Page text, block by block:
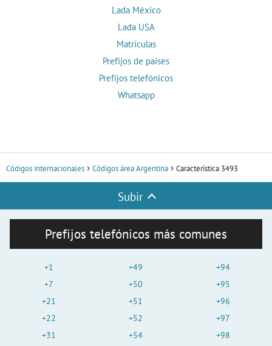
Lada México
Lada USA
Matrículas
Prefijos de países
Prefijos telefónicos
Whatsapp
Códigos internacionales Códigos área Argentina Característica 3493
Subir
Prefijos telefónicos más comunes
+1
+7
+21
+22
+31
+49
+50
+51
+52
+54
+94
+95
+96
+97
+98